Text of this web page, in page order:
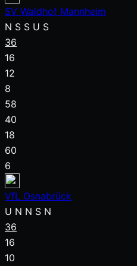
SV Waldhof Mannheim
N S S U S
36
16
12
8
58
40
18
60
6
VfL Osnabrück
U N N S N
36
16
10